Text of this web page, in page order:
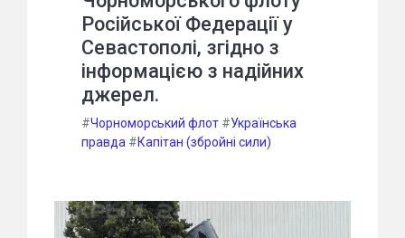
Російської Федерації у
Севастополі, згідно з
інформацією з надійних
джерел.
#Чорноморський флот #Українська
правда #Капітан (збройні сили)